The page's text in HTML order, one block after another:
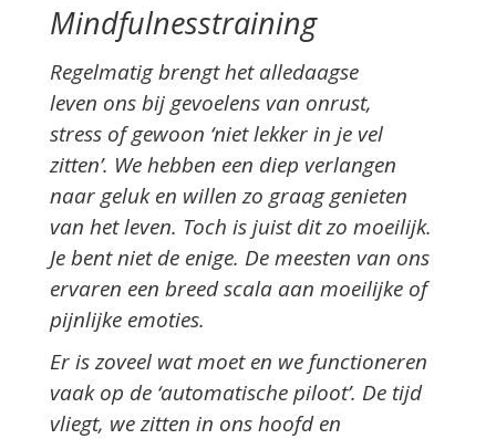
Mindfulnesstraining
Regelmatig brengt het alledaagse
leven ons bij gevoelens van onrust,
stress of gewoon ‘niet lekker in je vel
zitten’. We hebben een diep verlangen
naar geluk en willen zo graag genieten
van het leven. Toch is juist dit zo moeilijk.
Je bent niet de enige. De meesten van ons
ervaren een breed scala aan moeilijke of
pijnlijke emoties.
Er is zoveel wat moet en we functioneren
vaak op de ‘automatische piloot’. De tijd
vliegt, we zitten in ons hoofd en